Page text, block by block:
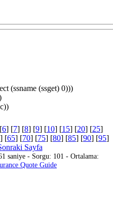
(ssname (ssget) 0)))
6] [7] [8] [9] [10] [15] [20] [25]
] [65] [70] [75] [80] [85] [90] [95]
Sayfa
saniye - Sorgu: 101 - Ortalama:
Quote Guide